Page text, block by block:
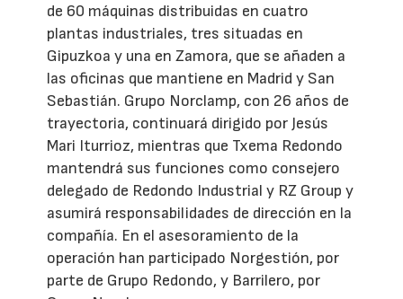
de 60 máquinas distribuidas en cuatro
plantas industriales, tres situadas en
Gipuzkoa y una en Zamora, que se añaden a
las oficinas que mantiene en Madrid y San
Sebastián. Grupo Norclamp, con 26 años de
trayectoria, continuará dirigido por Jesús
Mari Iturrioz, mientras que Txema Redondo
mantendrá sus funciones como consejero
delegado de Redondo Industrial y RZ Group y
asumirá responsabilidades de dirección en la
compañía. En el asesoramiento de la
operación han participado Norgestión, por
parte de Grupo Redondo, y Barrilero, por